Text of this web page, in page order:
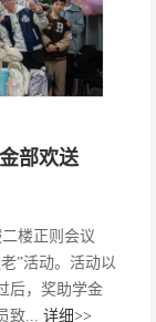
部欢送
楼正则会议
”活动。活动以
后，奖助学金
致... 详细>>